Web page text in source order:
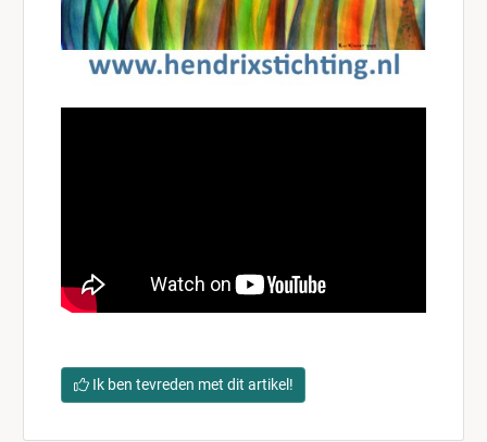
Ik ben tevreden met dit artikel!